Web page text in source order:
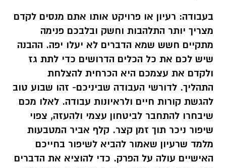
בעבודה: רעיון או פרויקט אותו אתם מנסים לקדם
מצריך יותר התלהבות וחשק ובלבכם פנימה
מתקיים חשש שמא הדברים לא יעלו יפה. ההבנה
שיש לכם את כל הכלים הדרושים כדי לתת גז
ולקדם את עצמכם היא הכרחית להצלחת
התהליך. לדורשי העבודה שביניכם- זהו שבוע טוב
להגשת קורות חיים ולראיונות עבודה. לאלו מכם
שיבחרו להתחבר לביטחון עצמי ולהעזה, צפוי
שיפור ניכר תוך זמן קצר. קלף אביר המטבעות
מלמד שרעיון שאמור להביא לשיפור בחייכם
האישיים עולה על הפרק. כדי להוציא את הדברים